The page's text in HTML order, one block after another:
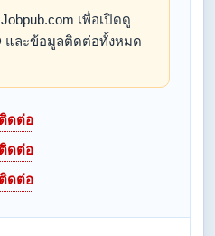
เพื่อเปิดดู
และข้อมูลติดต่อทั้งหมด
ดต่อ
ดต่อ
ดต่อ